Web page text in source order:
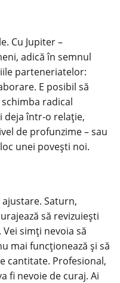
Cu Jupiter –
adică în semnul
parteneriatelor:
E posibil să
radical
deja într-o relație,
de profunzime – sau
unei povești noi.
Saturn,
să revizuiești
simți nevoia să
mai funcționează și să
cantitate. Profesional,
fi nevoie de curaj. Ai